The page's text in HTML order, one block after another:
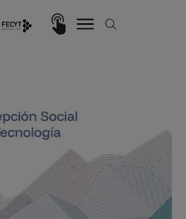
Imagen